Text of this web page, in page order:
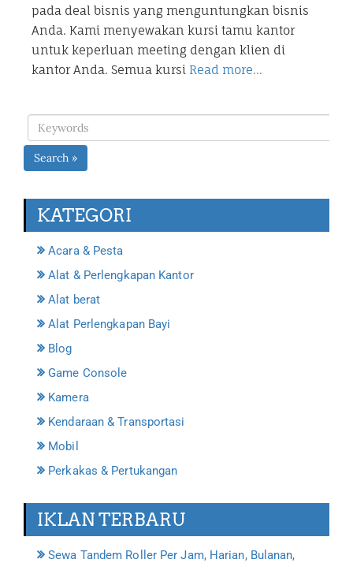
pada deal bisnis yang menguntungkan bisnis
Anda. Kami menyewakan kursi tamu kantor
untuk keperluan meeting dengan klien di
kantor Anda. Semua kursi Read more…
Search »
KATEGORI
Acara & Pesta
Alat & Perlengkapan Kantor
Alat berat
Alat Perlengkapan Bayi
Blog
Game Console
Kamera
Kendaraan & Transportasi
Mobil
Perkakas & Pertukangan
IKLAN TERBARU
Sewa Tandem Roller Per Jam, Harian, Bulanan,